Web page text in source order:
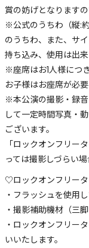
賞の妨げとなります
※公式のうちわ（縦:
のうちわ、また、サ
持ち込み、使用は出来
※座席はお1人様につ
お子様はお座席が必要
※本公演の撮影・録
して一定時間写真・
ございます。
「ロックオンフリー
っては撮影しづらい
♡ロックオンフリー
・フラッシュを使用
・撮影補助機材（三
・ロックオンフリー
いいたします。